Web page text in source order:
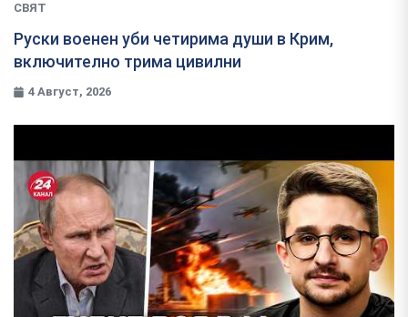
СВЯТ
Руски военен уби четирима души в Крим,
включително трима цивилни
4 Август, 2026